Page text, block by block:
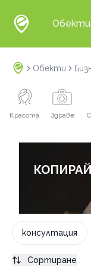
Обекти
Обекти
Красота Здраве
консултация
Сортиране